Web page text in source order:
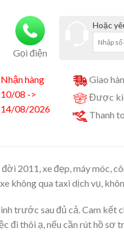
Gọi điện
Hoặc
Nhận hàng
10/08 ->
14/08/2026
Giao
Được
Thanh
2011, xe đẹp, máy móc,
không qua taxi dịch vụ,
trước sau đủ cả. Cam kết
đi thôi ạ, nếu cần rút hồ sơ